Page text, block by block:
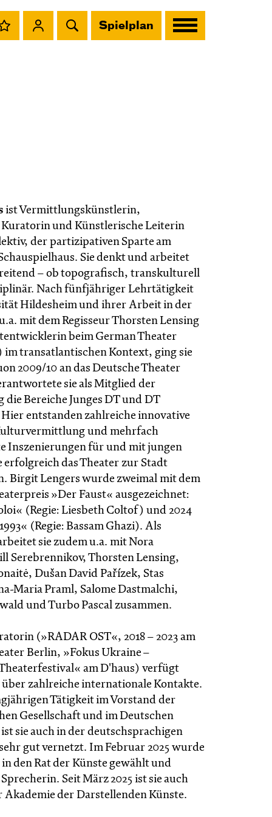
Spielplan
ist Vermittlungskünstlerin,
und Künstlerische Leiterin
der partizipativen Sparte am
Sie denkt und arbeitet
– ob topografisch, transkulturell
Nach fünfjähriger Lehrtätigkeit
Hildesheim und ihrer Arbeit in der
mit dem Regisseur Thorsten Lensing
beim German Theater
im transatlantischen Kontext, ging sie
2009/10 an das Deutsche Theater
sie als Mitglied der
Bereiche Junges DT und DT
entstanden zahlreiche innovative
und mehrfach
Inszenierungen für und mit jungen
erfolgreich das Theater zur Stadt
Birgit Lengers wurde zweimal mit dem
»Der Faust« ausgezeichnet:
(Regie: Liesbeth Coltof) und 2024
(Regie: Bassam Ghazi). Als
sie zudem u.a. mit Nora
Serebrennikov, Thorsten Lensing,
Dušan David Pařízek, Stas
Maria Praml, Salome Dastmalchi,
und Turbo Pascal zusammen.
(»RADAR OST«, 2018 – 2023 am
Berlin, »Fokus Ukraine –
am D'haus) verfügt
zahlreiche internationale Kontakte.
Tätigkeit im Vorstand der
Gesellschaft und im Deutschen
sie auch in der deutschsprachigen
gut vernetzt. Im Februar 2025 wurde
den Rat der Künste gewählt und
Seit März 2025 ist sie auch
der Darstellenden Künste.